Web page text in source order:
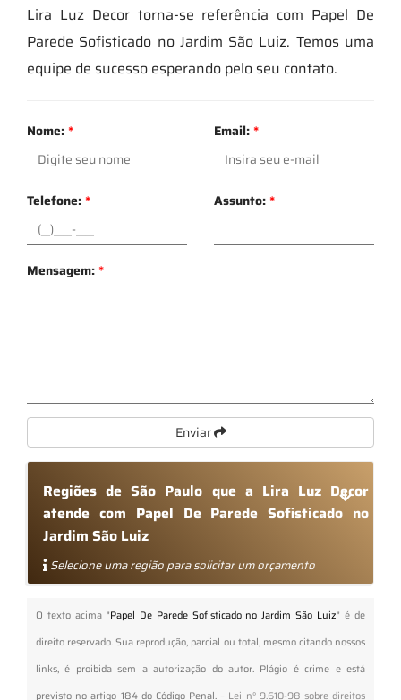
Lira Luz Decor torna-se referência com Papel De
Parede Sofisticado no Jardim São Luiz. Temos uma
equipe de sucesso esperando pelo seu contato.
Nome:* Email:*
Telefone:* Assunto:*
Mensagem:*
Enviar
Regiões de São Paulo que a Lira Luz Decor
atende com Papel De Parede Sofisticado no
Jardim São Luiz
Selecione uma região para solicitar um orçamento
O texto acima "Papel De Parede Sofisticado no Jardim São Luiz" é de
direito reservado. Sua reprodução, parcial ou total, mesmo citando nossos
links, é proibida sem a autorização do autor. Plágio é crime e está
previsto no artigo 184 do Código Penal. – Lei n° 9.610-98 sobre direitos